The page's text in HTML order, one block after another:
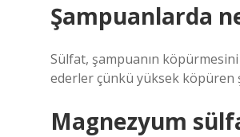
Şampuanlarda
Sülfat, şampuanın
ederler çünkü yüksek köpüren
Magnezyum